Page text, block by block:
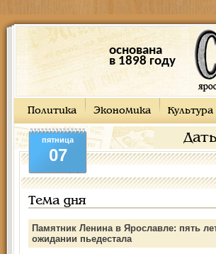
основана
в 1898 году
Политика Экономика Культура
пятница
07
Тема дня
Памятник Ленина в Ярославле: пять
ожидании пьедестала